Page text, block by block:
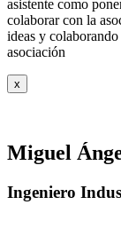
asistente como
colaborar con la
ideas y
asociación
x
Miguel
Ingeniero